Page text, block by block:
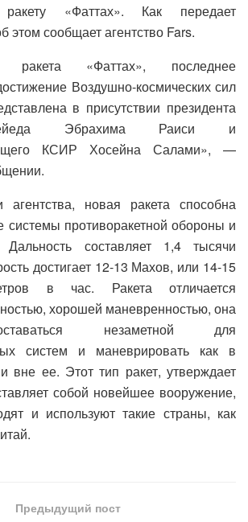
ракету «Фаттах». Как передает
этом сообщает агентство Fars.
ракета «Фаттах», последнее
Воздушно-космических сил
в присутствии президента
Эбрахима Раиси и
КСИР Хосейна Салами», —
новая ракета способна
системы противоракетной обороны и
Дальность составляет 1,4 тысячи
достигает 12-13 Махов, или 14-15
в час. Ракета отличается
хорошей маневренностью, она
незаметной для
систем и маневрировать как в
вне ее. Этот тип ракет, утверждает
собой новейшее вооружение,
и используют такие страны, как
Предыдущий пост